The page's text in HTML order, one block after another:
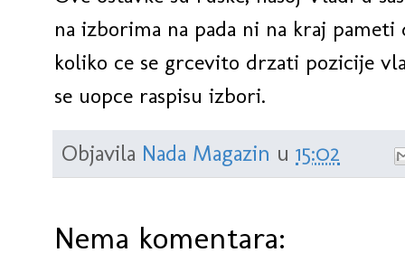
na izborima na pada ni na kraj
koliko ce se grcevito drzati pozicije
se uopce raspisu izbori.
Objavila Nada Magazin u 15:02
Nema komentara: